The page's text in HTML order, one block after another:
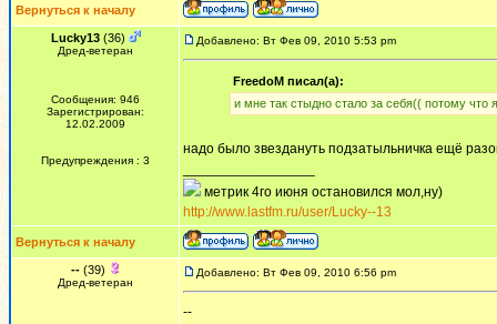
Вернуться к началу
Lucky13(36)
Дред-ветеран
Сообщения: 946
Зарегистрирован:
12.02.2009
Предупреждения : 3
Добавлено: Вт Фев 09, 2010 5:53 pm
FreedoM писал(а):
и мне так стыдно стало за себя(( потому что
надо было звездануть подзатыльничка ещё
метрик 4го июня остановился мол,ну)
http://www.lastfm.ru/user/Lucky--13
Вернуться к началу
--(39)
Дред-ветеран
Добавлено: Вт Фев 09, 2010 6:56 pm
--